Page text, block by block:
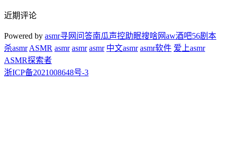
近期评论
Powered by asmr寻网问答南瓜声控助眠搜啥网aw酒吧56剧本
杀asmr ASMR asmr asmr asmr 中文asmr asmr软件 爱上asmr
ASMR探索者
浙ICP备2021008648号-3